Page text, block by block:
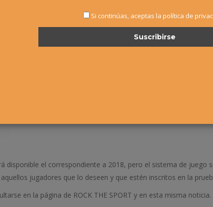
24 Y 25 DE MARZOde 2018 tendrá lugar, en las instalaciones
ABSOLUTO
hasta las
través del banner al efecto.
la Comisión Técnica decidirá si hay invitaciones y cuántas de
el MIÉRCOLES, 7 DE MARZO a partir de las 18:30 horas y
disponible el correspondiente a 2018, pero el sistema de juego
jugadores que lo deseen y que estén inscritos en la
en la página de ROCK THE SPORT y en esta misma noticia.
Si continúas, aceptas la política de